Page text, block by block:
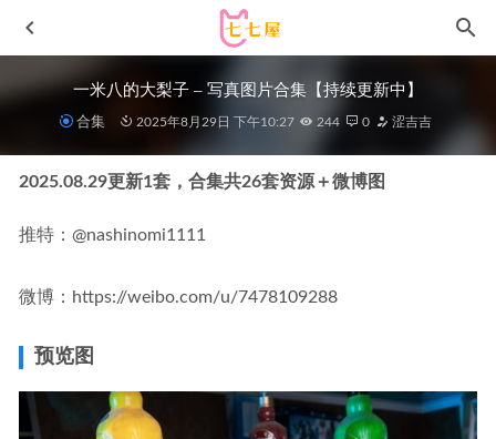
一米八的大梨子 – 写真图片合集【持续更新中】
合集 2025年8月29日 下午10:27 244 0 涩吉吉
2025.08.29更新1套，合集共26套资源＋微博图
推特：@nashinomi1111
微博：https://weibo.com/u/7478109288
预览图
[XIUREN秀人网]2022.08.30 VOL.5517 林星阑[88+1P／
Byoru – NO.137 Boa Hancock [30P-115M]
魅妍社 – 2019.05.21 Vol.291 王婉悠Queen[43+1P140M]
2022-11-09